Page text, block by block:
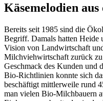
Käsemelodien
Bereits seit 1985 sind die
Begriff. Damals hatten Heide
Vision von Landwirtschaft
Milchviehwirtschaft zurück
Geschmack des Kunden und
Bio-Richtlinien konnte sich
beschäftigt mittlerweile rund
man vielen Bio-Milchbauern